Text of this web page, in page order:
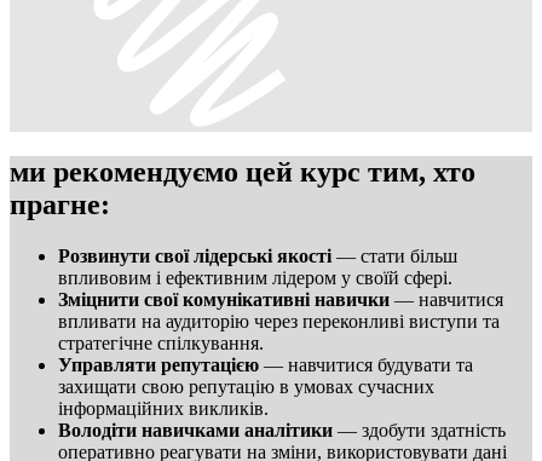
ми рекомендуємо цей курс тим, хто
прагне:
Розвинути свої лідерські якості — стати більш
впливовим і ефективним лідером у своїй сфері.
Зміцнити свої комунікативні навички — навчитися
впливати на аудиторію через переконливі виступи та
стратегічне спілкування.
Управляти репутацією — навчитися будувати та
захищати свою репутацію в умовах сучасних
інформаційних викликів.
Володіти навичками аналітики — здобути здатність
оперативно реагувати на зміни, використовувати дані